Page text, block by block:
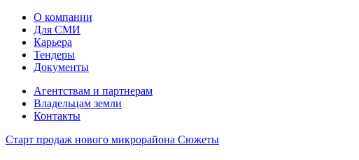
О компании
Для СМИ
Карьера
Тендеры
Документы
Агентствам и партнерам
Владельцам земли
Контакты
Старт продаж нового микрорайона Сюжеты